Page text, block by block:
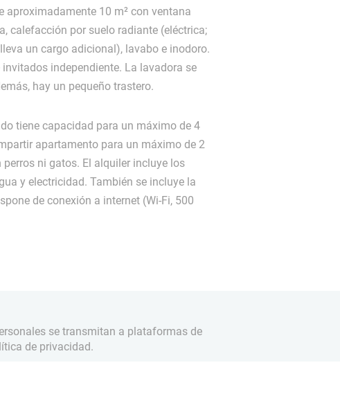
aproximadamente 10 m² con ventana
calefacción por suelo radiante (eléctrica;
un cargo adicional), lavabo e inodoro.
independiente. La lavadora se
hay un pequeño trastero.
tiene capacidad para un máximo de 4
apartamento para un máximo de 2
ni gatos. El alquiler incluye los
y electricidad. También se incluye la
de conexión a internet (Wi-Fi, 500
se transmitan a plataformas de
de privacidad.